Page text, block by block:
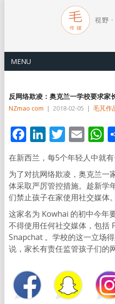
MENU
反网络欺凌：奥克兰一学校要求家
NZmao com | 2018-02-05 | 毛芃作
Facebook
LinkedIn
在新西兰，每5个年轻人中就有
为了对抗网络欺凌，奥克兰一
体采取严厉管控措施。趁新学
们禁止孩子在家使用社交媒体。
这家名为 Kowhai 的初中今年
不得使用任何社交媒体，包
Snapchat 。学校的这一立场
说，家长有责任监管孩子们的